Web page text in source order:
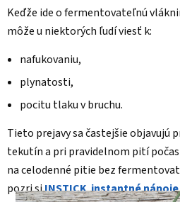
Keďže ide o fermentovateľnú
môže u niektorých ľudí viesť k:
nafukovaniu,
plynatosti,
pocitu tlaku v bruchu.
Tieto prejavy sa častejšie objavujú
tekutín a pri pravidelnom pití počas
na celodenné pitie bez
pozri siINSTICK instantné